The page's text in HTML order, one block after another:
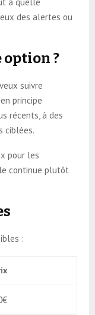
des alertes ou
?
suivre
principe
récents, à des
ciblées.
pour les
continue plutôt
: